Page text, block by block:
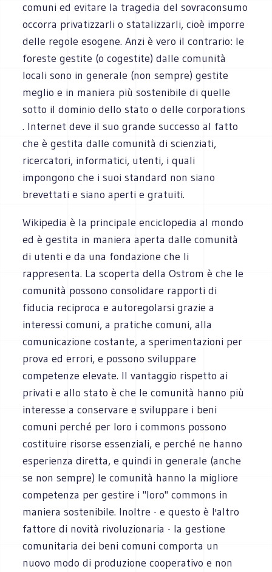
comuni ed evitare la tragedia del sovraconsumo
occorra privatizzarli o statalizzarli, cioè imporre
delle regole esogene. Anzi è vero il contrario: le
foreste gestite (o cogestite) dalle comunità
locali sono in generale (non sempre) gestite
meglio e in maniera più sostenibile di quelle
sotto il dominio dello stato o delle corporations
. Internet deve il suo grande successo al fatto
che è gestita dalle comunità di scienziati,
ricercatori, informatici, utenti, i quali
impongono che i suoi standard non siano
brevettati e siano aperti e gratuiti.
Wikipedia è la principale enciclopedia al mondo
ed è gestita in maniera aperta dalle comunità
di utenti e da una fondazione che li
rappresenta. La scoperta della Ostrom è che le
comunità possono consolidare rapporti di
fiducia reciproca e autoregolarsi grazie a
interessi comuni, a pratiche comuni, alla
comunicazione costante, a sperimentazioni per
prova ed errori, e possono sviluppare
competenze elevate. Il vantaggio rispetto ai
privati e allo stato è che le comunità hanno più
interesse a conservare e sviluppare i beni
comuni perché per loro i commons possono
costituire risorse essenziali, e perché ne hanno
esperienza diretta, e quindi in generale (anche
se non sempre) le comunità hanno la migliore
competenza per gestire i "loro" commons in
maniera sostenibile. Inoltre - e questo è l'altro
fattore di novità rivoluzionaria - la gestione
comunitaria dei beni comuni comporta un
nuovo modo di produzione cooperativo e non